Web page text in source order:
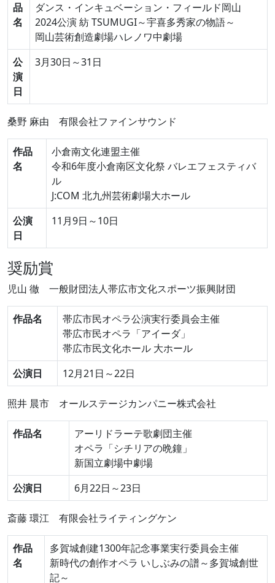
品
名
ダンス・インキュベーション・フィールド岡山
2024公演 紡 TSUMUGI～宇喜多秀家の物語～
岡山芸術創造劇場ハレノワ中劇場
公
演
日
3月30日～31日
桑野 麻由 有限会社ファインサウンド
作品
名
小倉南文化連盟主催
令和6年度小倉南区文化祭 バレエフェスティバ
ル
J:COM 北九州芸術劇場大ホール
公演
日
11月9日～10日
奨励賞
児山 徹 一般財団法人帯広市文化スポーツ振興財団
作品名
帯広市民オペラ公演実行委員会主催
帯広市民オペラ「アイーダ」
帯広市民文化ホール 大ホール
公演日
12月21日～22日
照井 晨市 オールステージカンパニー株式会社
作品名
アーリドラーテ歌劇団主催
オペラ「シチリアの晩鐘」
新国立劇場中劇場
公演日
6月22日～23日
斎藤 環江 有限会社ライティングケン
作品
名
多賀城創建1300年記念事業実行委員会主催
新時代の創作オペラ いしぶみの譜～多賀城創世
記～